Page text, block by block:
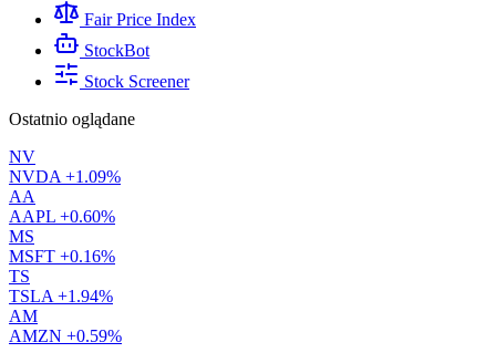
Fair Price Index
StockBot
Stock Screener
Ostatnio oglądane
NV
NVDA +1.09%
AA
AAPL +0.60%
MS
MSFT +0.16%
TS
TSLA +1.94%
AM
AMZN +0.59%